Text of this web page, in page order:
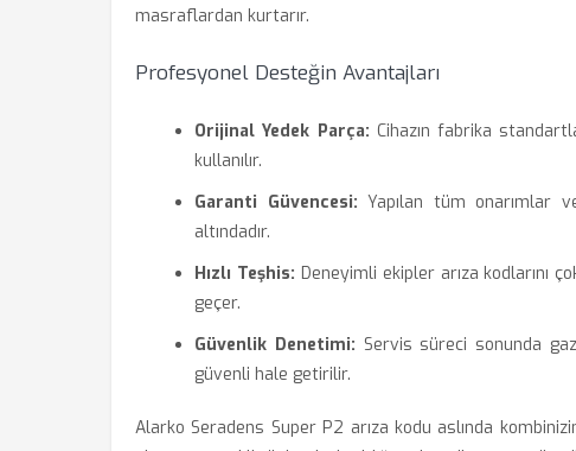
masraflardan kurtarır.
Profesyonel Desteğin Avantajları
Orijinal Yedek Parça: Cihazın fabrika
kullanılır.
Garanti Güvencesi: Yapılan tüm onarımlar
altındadır.
Hızlı Teşhis: Deneyimli ekipler arıza kodlarını
geçer.
Güvenlik Denetimi: Servis süreci sonunda
güvenli hale getirilir.
Alarko Seradens Super P2 arıza kodu aslında